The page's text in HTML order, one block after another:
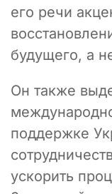
его речи
будущего, а
Он также
поддержке
ускорить